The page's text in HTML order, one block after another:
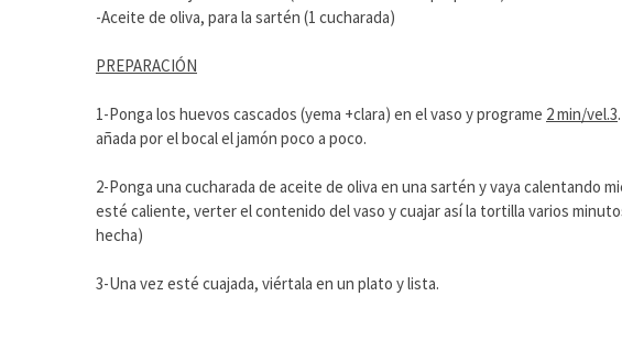
-Aceite de oliva, para la sartén (1 cucharada)
PREPARACIÓN
1-Ponga los huevos cascados (yema +clara) en el vaso y programe 2 min/vel.3
añada por el bocal el jamón poco a poco.
2-Ponga una cucharada de aceite de oliva en una sartén y vaya calentando
esté caliente, verter el contenido del vaso y cuajar así la tortilla varios
hecha)
3-Una vez esté cuajada, viértala en un plato y lista.